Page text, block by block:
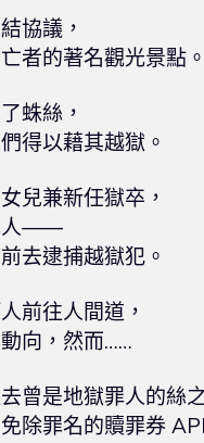
協議，
者的著名觀光景點。
蛛絲，
得以藉其越獄。
兒兼新任獄卒，
人——
去逮捕越獄犯。
前往人間道，
向，然而……
曾是地獄罪人的絲
除罪名的贖罪券